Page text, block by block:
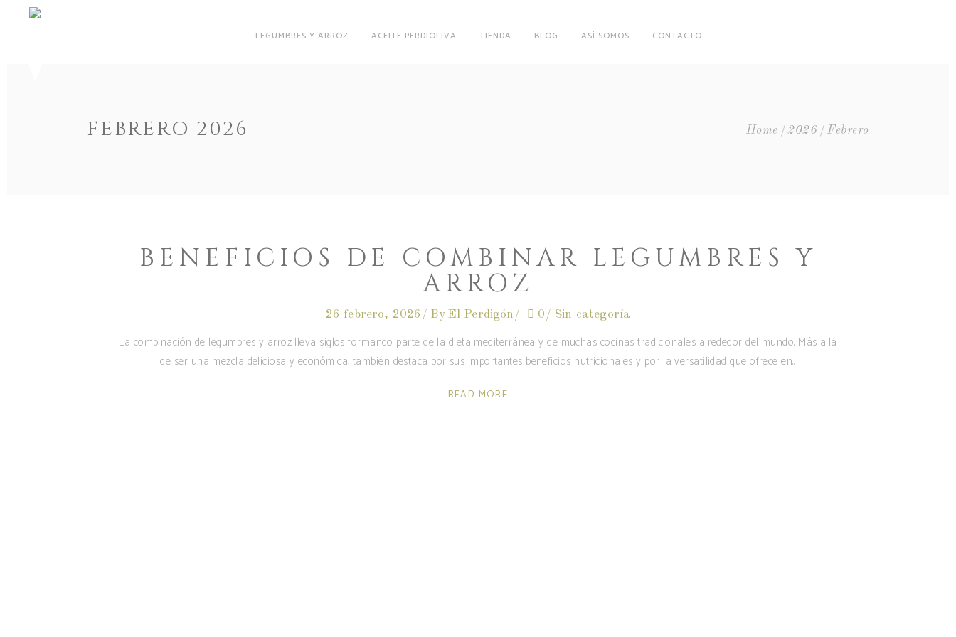
LEGUMBRES Y ARROZ ACEITE PERDIOLIVA TIENDA BLOG ASÍ SOMOS CONTACTO
FEBRERO 2026 Home 2026 Febrero
BENEFICIOS DE COMBINAR LEGUMBRES Y
ARROZ
26 febrero, 2026 By El Perdigón 0 Sin categoría
La combinación de legumbres y arroz lleva siglos formando parte de la dieta mediterránea y de muchas cocinas tradicionales alrededor del mundo. Más allá
de ser una mezcla deliciosa y económica, también destaca por sus importantes beneficios nutricionales y por la versatilidad que ofrece en
READ MORE